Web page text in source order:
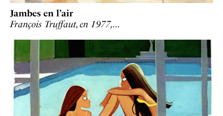
Jambes en l’air
François Truffaut, en 1977,…